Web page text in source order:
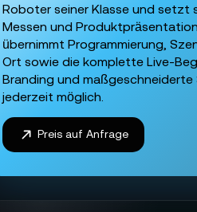
Roboter seiner Klasse und setzt
Messen und
übernimmt Programmierung,
Ort sowie die komplette Live-
Branding und
jederzeit möglich.
Preis auf Anfrage